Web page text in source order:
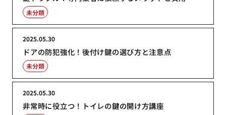
未分類
ドアの防犯強化！後付け鍵の選び方と注意点
2025.05.30
未分類
非常時に役立つ！トイレの鍵の開け方講座
2025.05.30